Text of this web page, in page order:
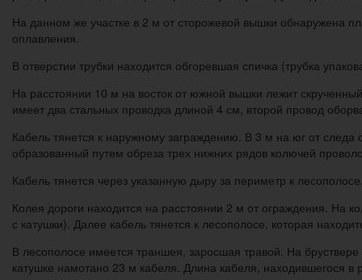
На данном же участке в 2 м от сторожевой вышки обнаружена
оплавления.
В отверстии трубки находится обгоревшая спичка (трубка
На расстоянии 10 м на восток от южной вышки лежит
имеет два стальных проводка длиной 4 см, второй провод
Кабель тянется к наружному заграждению. В 3 м на юг от следа
образованный путем обреза трех нижних рядов колючей
Кабель тянется через указанную дыру за периметр к
Колея дороги находится на расстоянии 2 м от ограждения. На
с катушки). Далее кабель тянется к лесополосе, которая
В лесополосе имеется траншея, заросшая травой. На
катушке намотано 23 м кабеля. Длина кабеля, находившегося